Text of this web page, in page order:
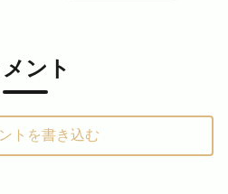
ント
トを書き込む